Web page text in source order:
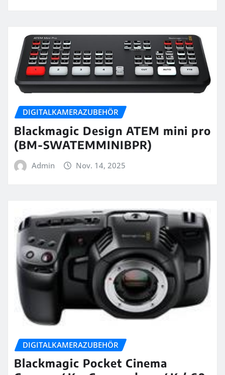
DIGITALKAMERAZUBEHÖR
Blackmagic Design ATEM mini pro
(BM-SWATEMMINIBPR)
Admin Nov. 14, 2025
DIGITALKAMERAZUBEHÖR
Blackmagic Pocket Cinema